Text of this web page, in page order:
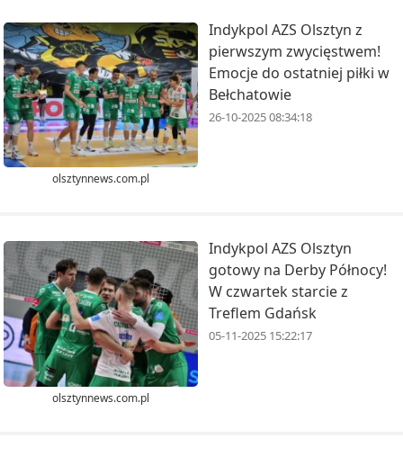
olsztynnews.com.pl
Indykpol AZS Olsztyn z
pierwszym zwycięstwem!
Emocje do ostatniej piłki w
Bełchatowie
26-10-2025 08:34:18
olsztynnews.com.pl
Indykpol AZS Olsztyn
gotowy na Derby Północy!
W czwartek starcie z
Treflem Gdańsk
05-11-2025 15:22:17